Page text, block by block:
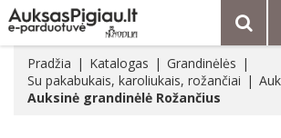
Pradžia Katalogas
Grandinėlės
Su pakabukais, karoliukais, rožančiai
Auksinė grandinėlė Rožančius